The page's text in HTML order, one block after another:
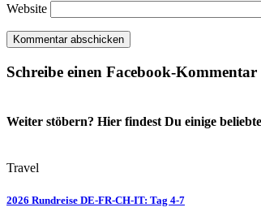
Website
Schreibe einen Facebook-Kommentar
Weiter stöbern? Hier findest Du einige
Travel
2026 Rundreise DE-FR-CH-IT: Tag 4-7